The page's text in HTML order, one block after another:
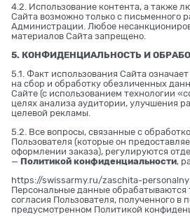
4.2. Использование контента, а также
Сайта возможно только с письменного
Администрации. Любое
материалов Сайта запрещено.
5. КОНФИДЕНЦИАЛЬНОСТЬ И
5.1. Факт использования Сайта
на сбор и обработку обезличенных
Сайте (с использованием технологии
целях анализа аудитории, улучшения
целевой рекламы.
5.2. Все вопросы, связанные с
Пользователя (которые он
оформлении заказа), регулируются
— Политикой конфиденциальности,
https://swissarmy.ru/zaschita-
Персональные данные обрабатываются
согласия Пользователя, полученного в
предусмотренном Политикой